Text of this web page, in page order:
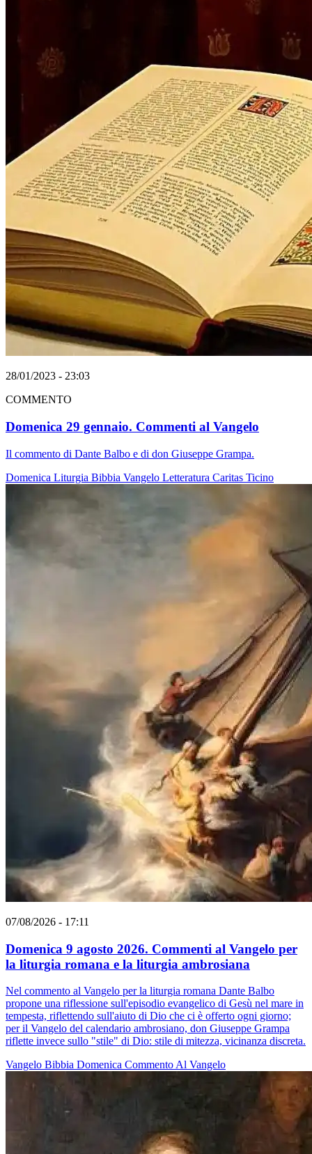
28/01/2023 - 23:03
COMMENTO
Domenica 29 gennaio. Commenti al Vangelo
Il commento di Dante Balbo e di don Giuseppe Grampa.
Domenica Liturgia Bibbia Vangelo Letteratura Caritas Ticino
07/08/2026 - 17:11
Domenica 9 agosto 2026. Commenti al Vangelo per
la liturgia romana e la liturgia ambrosiana
Nel commento al Vangelo per la liturgia romana Dante Balbo
propone una riflessione sull'episodio evangelico di Gesù nel mare in
tempesta, riflettendo sull'aiuto di Dio che ci è offerto ogni giorno;
per il Vangelo del calendario ambrosiano, don Giuseppe Grampa
riflette invece sullo "stile" di Dio: stile di mitezza, vicinanza discreta.
Vangelo Bibbia Domenica Commento Al Vangelo